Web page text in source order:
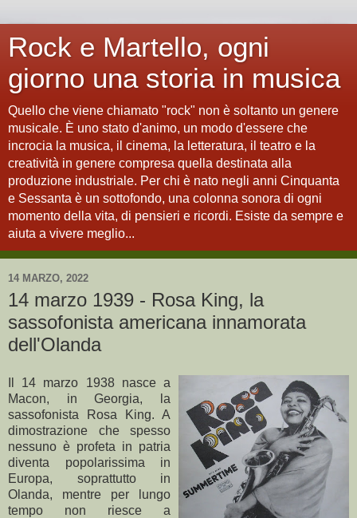
Rock e Martello, ogni
giorno una storia in musica
Quello che viene chiamato "rock" non è soltanto un genere
musicale. È uno stato d'animo, un modo d'essere che
incrocia la musica, il cinema, la letteratura, il teatro e la
creatività in genere compresa quella destinata alla
produzione industriale. Per chi è nato negli anni Cinquanta
e Sessanta è un sottofondo, una colonna sonora di ogni
momento della vita, di pensieri e ricordi. Esiste da sempre e
aiuta a vivere meglio...
14 MARZO, 2022
14 marzo 1939 - Rosa King, la
sassofonista americana innamorata
dell'Olanda
Il 14 marzo 1938 nasce a
Macon, in Georgia, la
sassofonista Rosa King. A
dimostrazione che spesso
nessuno è profeta in patria
diventa popolarissima in
Europa, soprattutto in
Olanda, mentre per lungo
tempo non riesce a